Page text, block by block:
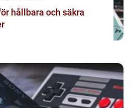
hållbara och säkra